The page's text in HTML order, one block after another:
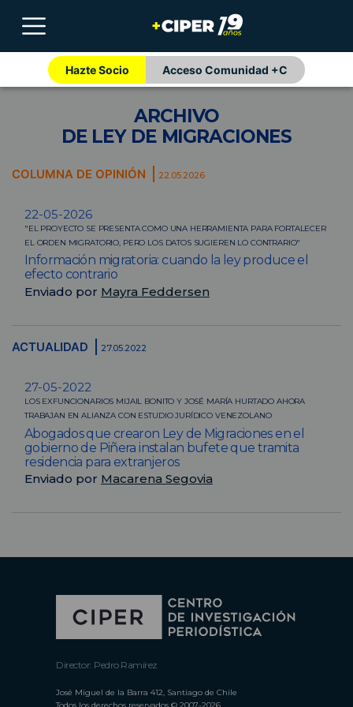
Hazte Socio Acceso Comunidad +C
ARCHIVO
DE LEY DE MIGRACIONES
COLUMNA DE OPINIÓN 22.05.2026
22-05-2026
"EL PROYECTO SE PRESENTA COMO UNA HERRAMIENTA PARA FORTALECER
EL ORDEN MIGRATORIO, PERO LOS DATOS SUGIEREN LO CONTRARIO"
Información migratoria: cuando la ley produce el
efecto contrario
Enviado por Mayra Feddersen
ACTUALIDAD 27.05.2022
27-05-2022
LOS EXFUNCIONARIOS MIJAIL BONITO Y JOSÉ MARÍA HURTADO AHORA
TRABAJAN EN ALIANZA CON ESTUDIO JURÍDICO VENEZOLANO
Abogados que crearon Ley de Migraciones en el
gobierno de Piñera instalan bufete que tramita
residencia para extranjeros
Enviado por Macarena Segovia
Director: Pedro Ramírez
José Miguel de la Barra 412, Santiago de Chile